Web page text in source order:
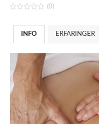
(0)
INFO ERFARINGER